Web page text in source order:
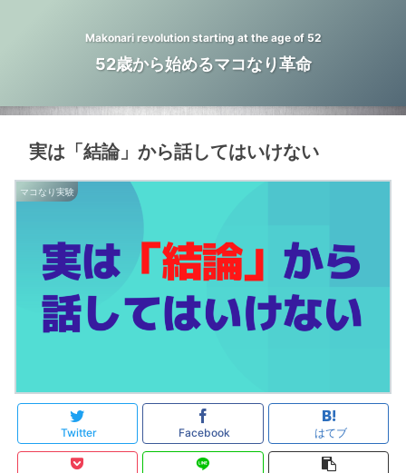
Makonari revolution starting at the age of 52
52歳から始めるマコなり革命
実は「結論」から話してはいけない
マコなり実験
Twitter Facebook はてブ